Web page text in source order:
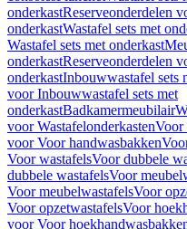
onderkastReserveonderdelen
onderkastWastafel sets met
Wastafel sets met onderkast
onderkastReserveonderdelen
onderkastInbouwwastafel sets
voor Inbouwwastafel sets met
onderkastBadkamermeubilair
voor WastafelonderkastenVoor
voor Voor handwasbakken
Voor wastafelsVoor dubbele
dubbele wastafelsVoor
Voor meubelwastafelsVoor
Voor opzetwastafelsVoor
voor Voor